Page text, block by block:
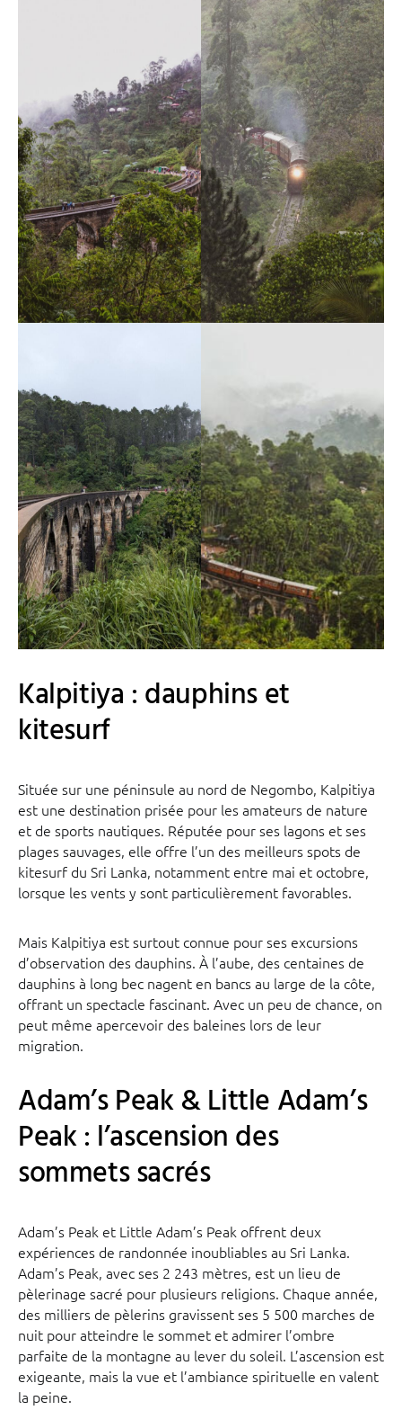
Kalpitiya : dauphins et
kitesurf
Située sur une péninsule au nord de Negombo, Kalpitiya
est une destination prisée pour les amateurs de nature
et de sports nautiques. Réputée pour ses lagons et ses
plages sauvages, elle offre l’un des meilleurs spots de
kitesurf du Sri Lanka, notamment entre mai et octobre,
lorsque les vents y sont particulièrement favorables.
Mais Kalpitiya est surtout connue pour ses excursions
d’observation des dauphins. À l’aube, des centaines de
dauphins à long bec nagent en bancs au large de la côte,
offrant un spectacle fascinant. Avec un peu de chance, on
peut même apercevoir des baleines lors de leur
migration.
Adam’s Peak & Little Adam’s
Peak : l’ascension des
sommets sacrés
Adam’s Peak et Little Adam’s Peak offrent deux
expériences de randonnée inoubliables au Sri Lanka.
Adam’s Peak, avec ses 2 243 mètres, est un lieu de
pèlerinage sacré pour plusieurs religions. Chaque année,
des milliers de pèlerins gravissent ses 5 500 marches de
nuit pour atteindre le sommet et admirer l’ombre
parfaite de la montagne au lever du soleil. L’ascension est
exigeante, mais la vue et l’ambiance spirituelle en valent
la peine.